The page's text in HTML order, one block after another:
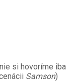
si hovoríme iba
Samson)